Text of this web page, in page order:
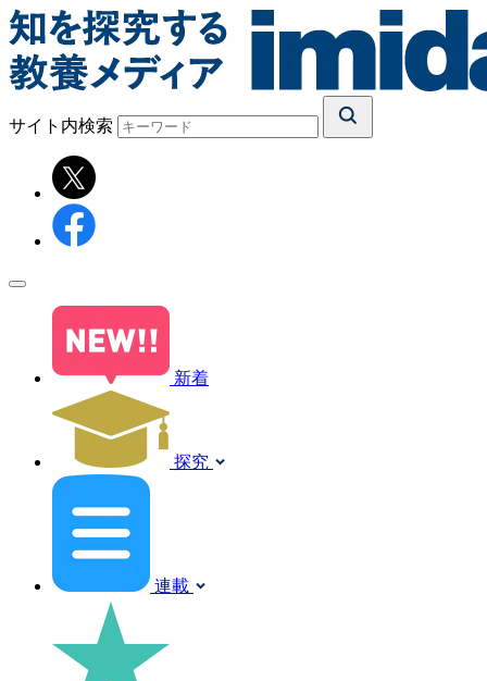
サイト内検索
新着
探究
連載